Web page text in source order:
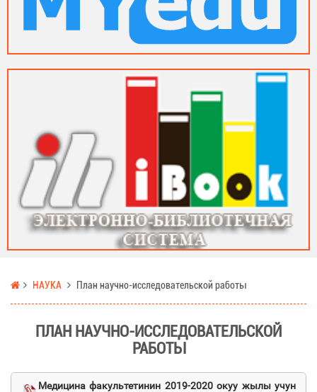
НАУКА План научно-исследовательской работы
ПЛАН НАУЧНО-ИССЛЕДОВАТЕЛЬСКОЙ
РАБОТЫ
Медицина факультетинин 2019-2020 окуу жылы учун